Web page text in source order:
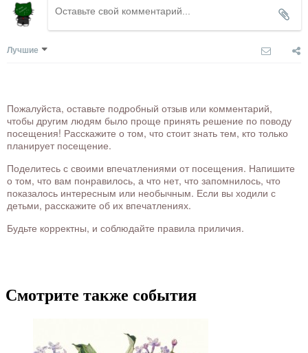
Лучшие
Пожалуйста, оставьте подробный отзыв или комментарий,
чтобы другим людям было проще принять решение по поводу
посещения! Расскажите о том, что стоит знать тем, кто только
планирует посещение.
Поделитесь с своими впечатлениями от посещения. Напишите
о том, что вам понравилось, а что нет, что запомнилось, что
показалось интересным или необычным. Если вы ходили с
детьми, расскажите об их впечатлениях.
Будьте корректны, и соблюдайте правила приличия.
Смотрите также события